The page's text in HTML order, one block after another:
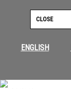
ENGLISH
CLOSE